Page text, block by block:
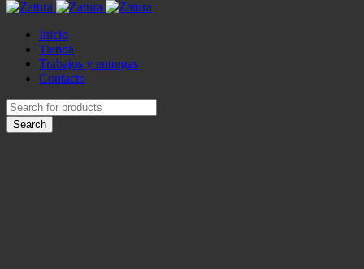
Inicio
Tienda
Trabajos y entregas
Contacto